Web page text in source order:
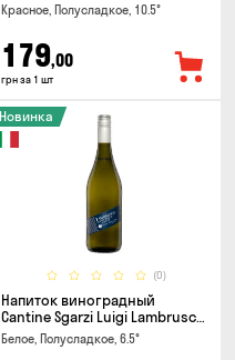
Красное, Полусладкое, 10.5°
179,00
грн за 1 шт
(0)
Новинка
Напиток виноградный
Cantine Sgarzi Luigi Lambrusco
IGT Emilia Bianca Frizziante
0.75л
Белое, Полусладкое, 6.5°